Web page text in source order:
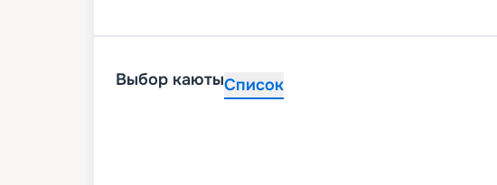
Выбор каютыСписок